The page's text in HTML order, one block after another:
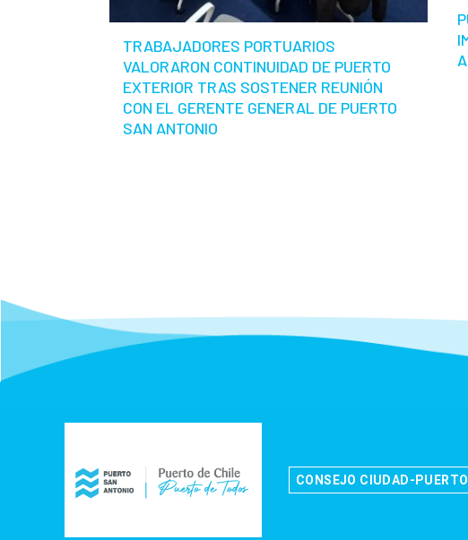
TRABAJADORES PORTUARIOS
VALORARON CONTINUIDAD DE PUERTO
EXTERIOR TRAS SOSTENER REUNIÓN
CON EL GERENTE GENERAL DE PUERTO
SAN ANTONIO
CONSEJO CIUDAD-PUERTO